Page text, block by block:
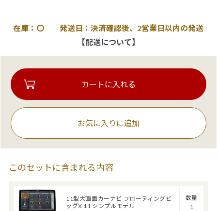
在庫：〇 発送日：決済確認後、2営業日以内の発送
【配送について】
お気に入りに追加
このセットに含まれる内容
11型大画面カーナビ フローティングビ
ッグX 11 シンプルモデル
数量
1